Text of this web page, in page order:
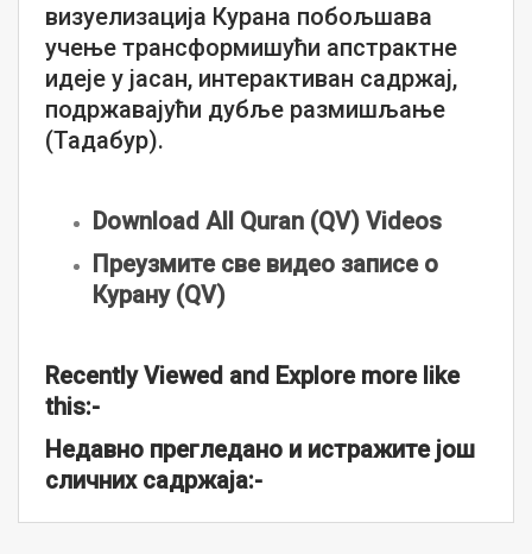
визуелизација Курана побољшава
учење трансформишући апстрактне
идеје у јасан, интерактиван садржај,
подржавајући дубље размишљање
(Тадабур).
Download All Quran (QV) Videos
Преузмите све видео записе о
Курану (QV)
Recently Viewed and Explore more like
this:-
Недавно прегледано и истражите још
сличних садржаја:-